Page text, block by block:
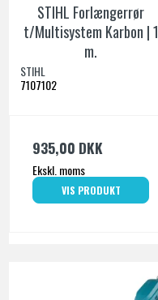
STIHL Forlængerrør
t/Multisystem Karbon | 1
m.
STIHL
7107102
935,00 DKK
Ekskl. moms
VIS PRODUKT